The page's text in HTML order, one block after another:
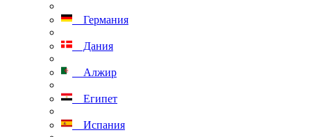
Германия
Дания
Алжир
Египет
Испания